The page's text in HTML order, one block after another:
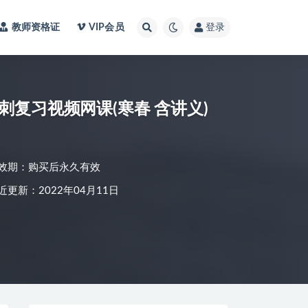
教师资格证 VIP会员 登录
复习视频网课(寒春 含讲义)
期：购买后永久有效
更新：2022年04月11日